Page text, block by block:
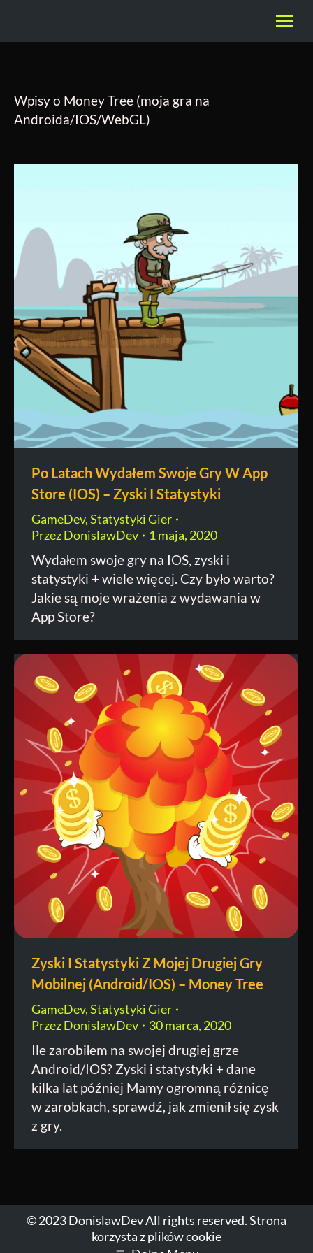
Wpisy o Money Tree (moja gra na
Androida/IOS/WebGL)
Po Latach Wydałem Swoje Gry W App
Store (IOS) – Zyski I Statystyki
GameDev,Statystyki Gier
PrzezDonislawDev 1 maja, 2020
Wydałem swoje gry na IOS, zyski i
statystyki + wiele więcej. Czy było warto?
Jakie są moje wrażenia z wydawania w
App Store?
Zyski I Statystyki Z Mojej Drugiej Gry
Mobilnej (Android/IOS) – Money Tree
GameDev,Statystyki Gier
PrzezDonislawDev 30 marca, 2020
Ile zarobiłem na swojej drugiej grze
Android/IOS? Zyski i statystyki + dane
kilka lat później Mamy ogromną różnicę
w zarobkach, sprawdź, jak zmienił się zysk
z gry.
© 2023 DonislawDev All rights reserved. Strona
korzysta z plików cookie